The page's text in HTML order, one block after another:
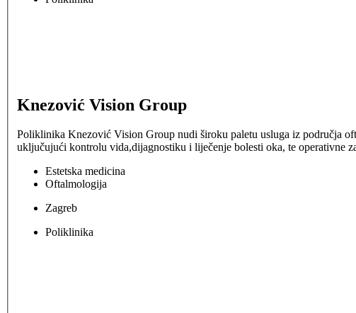
Knezović Vision Group
Poliklinika Knezović Vision Group nudi široku paletu usluga iz područja
uključujući kontrolu vida,dijagnostiku i liječenje bolesti oka, te operativne
Estetska medicina
Oftalmologija
Zagreb
Poliklinika